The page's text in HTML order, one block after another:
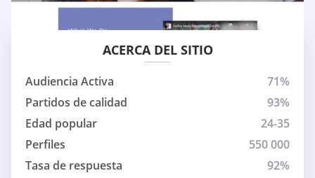
ACERCA DEL SITIO
Audiencia Activa
71%
Partidos de calidad
93%
Edad popular
24-35
Perfiles
550 000
Tasa de respuesta
92%